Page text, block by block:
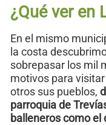
¿Qué ver en
En el mismo
la costa
sobrepasar los mil
motivos para
otros sus pueblos,
parroquia de
balleneros como el